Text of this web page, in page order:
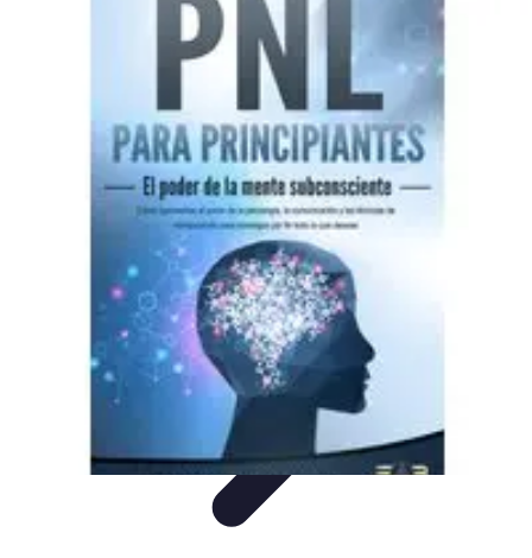
Consejos de Ahorro
Estrategias de Ahorro Guía de Compras
Descuentos Imperdibles